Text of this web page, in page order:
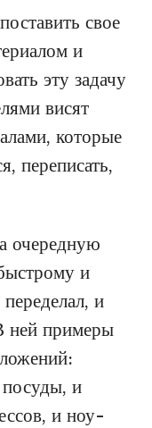
свое
и
эту задачу
висят
которые
переписать,
очередную
и
и
ней примеры
и
и ноу-